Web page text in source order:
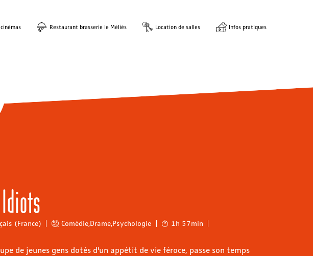
Restaurant brasserie le Méliès Location de salles Infos pratiques
(France) Comédie,Drame,Psychologie 1h 57min
de jeunes gens dotés d'un appétit de vie féroce, passe son temps